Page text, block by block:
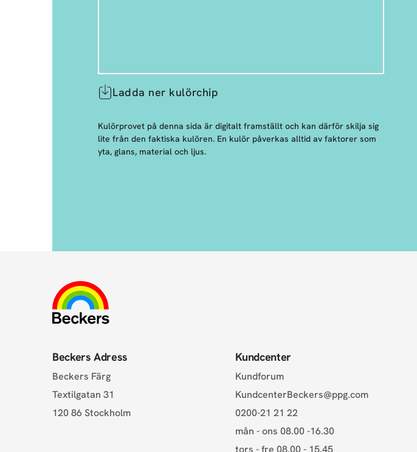
Ladda ner kulörchip
Kulörprovet på denna sida är digitalt framställt och kan därför skilja sig
lite från den faktiska kulören. En kulör påverkas alltid av faktorer som
yta, glans, material och ljus.
Beckers Adress
Beckers Färg
Textilgatan 31
120 86 Stockholm
Kundcenter
Kundforum
KundcenterBeckers@ppg.com
0200-21 21 22
mån - ons 08.00 -16.30
tors - fre 08.00 - 15.45